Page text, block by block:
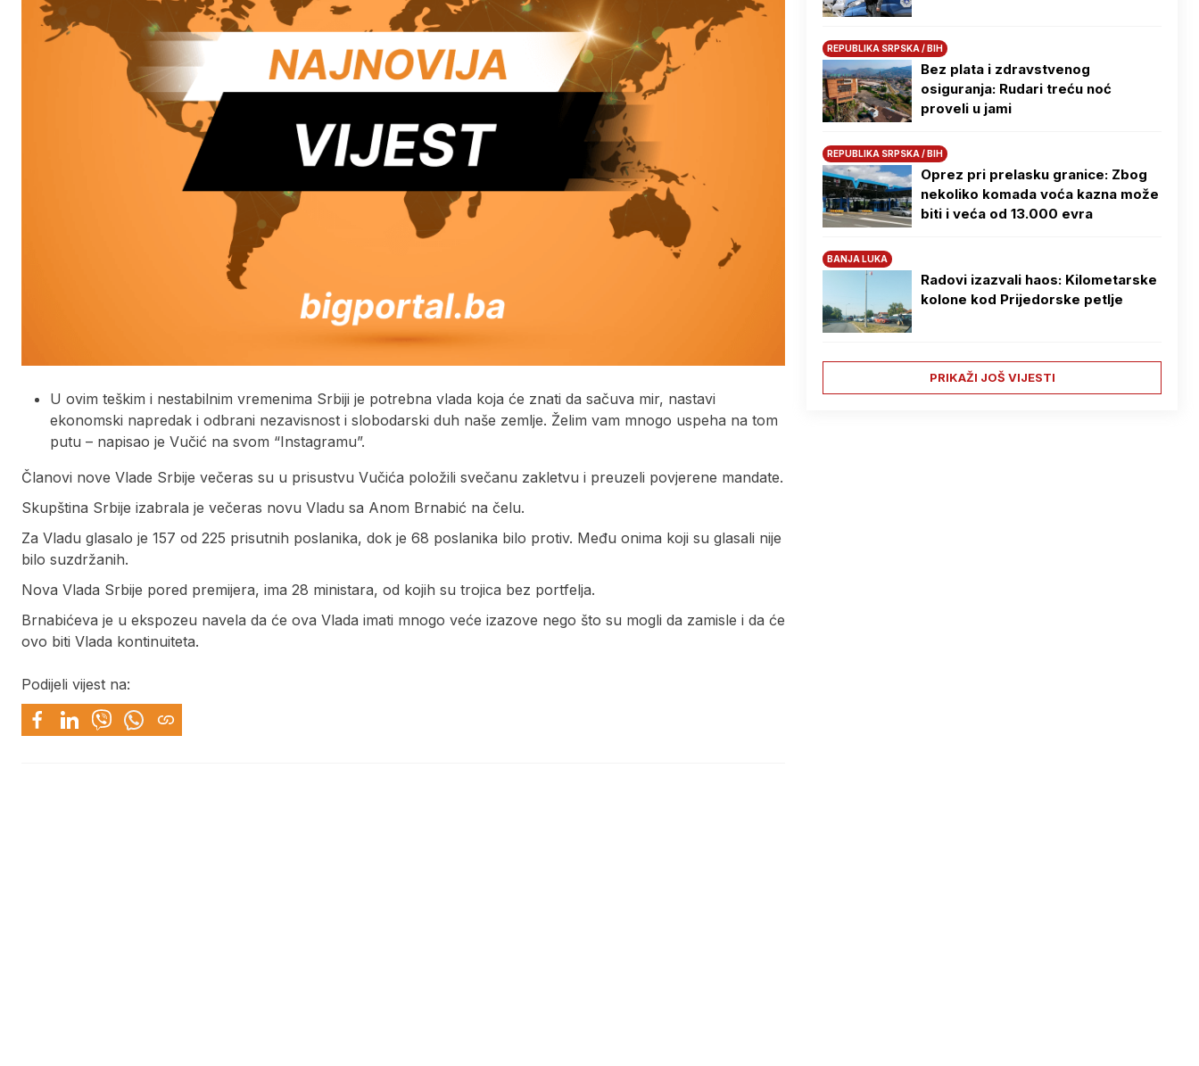
U ovim teškim i nestabilnim vremenima Srbiji je potrebna vlada koja će znati da sačuva mir, nastavi
ekonomski napredak i odbrani nezavisnost i slobodarski duh naše zemlje. Želim vam mnogo uspeha na tom
putu – napisao je Vučić na svom “Instagramu”.
Članovi nove Vlade Srbije večeras su u prisustvu Vučića položili svečanu zakletvu i preuzeli povjerene mandate.
Skupština Srbije izabrala je večeras novu Vladu sa Anom Brnabić na čelu.
Za Vladu glasalo je 157 od 225 prisutnih poslanika, dok je 68 poslanika bilo protiv. Među onima koji su glasali nije
bilo suzdržanih.
Nova Vlada Srbije pored premijera, ima 28 ministara, od kojih su trojica bez portfelja.
Brnabićeva je u ekspozeu navela da će ova Vlada imati mnogo veće izazove nego što su mogli da zamisle i da će
ovo biti Vlada kontinuiteta.
Podijeli vijest na:
REPUBLIKA SRPSKA / BIH
Bez plata i zdravstvenog
osiguranja: Rudari treću noć
proveli u jami
REPUBLIKA SRPSKA / BIH
Oprez pri prelasku granice: Zbog
nekoliko komada voća kazna može
biti i veća od 13.000 evra
BANJA LUKA
Radovi izazvali haos: Kilometarske
kolone kod Prijedorske petlje
PRIKAŽI JOŠ VIJESTI